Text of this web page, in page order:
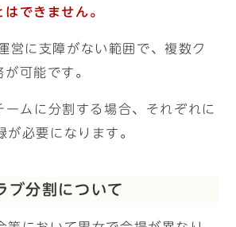
できません。
営に支障がない範囲で、複数ク
可能です。
ムに分割する場合、それぞれに
が必要になります。
ブ分割について